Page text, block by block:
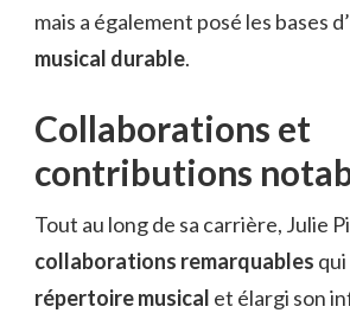
mais a également posé les bases
musical durable.
Collaborations et
contributions
Tout au long de sa carrière, Julie
collaborations remarquables
répertoire musical et élargi son